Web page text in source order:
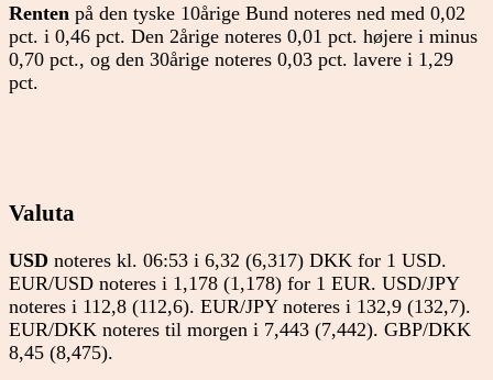
Renten på den tyske 10årige Bund noteres ned med 0,02
pct. i 0,46 pct. Den 2årige noteres 0,01 pct. højere i minus
0,70 pct., og den 30årige noteres 0,03 pct. lavere i 1,29
pct.
Valuta
USD noteres kl. 06:53 i 6,32 (6,317) DKK for 1 USD.
EUR/USD noteres i 1,178 (1,178) for 1 EUR. USD/JPY
noteres i 112,8 (112,6). EUR/JPY noteres i 132,9 (132,7).
EUR/DKK noteres til morgen i 7,443 (7,442). GBP/DKK
8,45 (8,475).